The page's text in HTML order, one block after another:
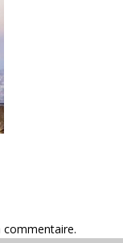
commentaire.